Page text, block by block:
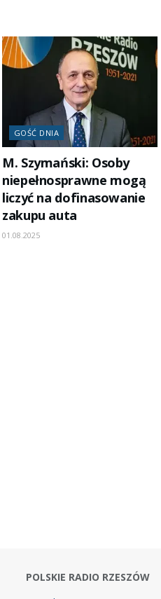
GOŚĆ DNIA
M. Szymański: Osoby
niepełnosprawne mogą
liczyć na dofinasowanie
zakupu auta
01.08.2025
POLSKIE RADIO RZESZÓW